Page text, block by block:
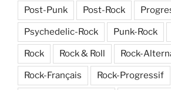
Post-Punk Post-Rock
Psychedelic-Rock Punk-Rock
Rock Rock & Roll Rock-
Rock-Français Rock-Progressif